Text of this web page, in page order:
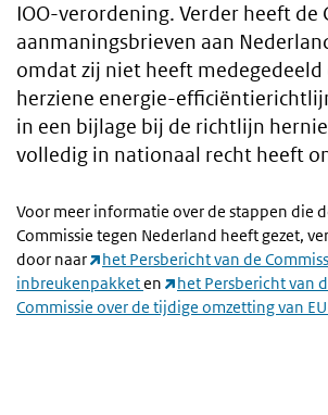
IOO-verordening. Verder heeft de
aanmaningsbrieven aan
omdat zij niet heeft medegedeeld
herziene energie-
in een bijlage bij de richtlijn
volledig in nationaal recht heeft
Voor meer informatie over de stappen die
Commissie tegen Nederland heeft gezet,
door naar
het Persbericht van de
inbreukenpakketen
het Persbericht van
Commissie over de tijdige omzetting van